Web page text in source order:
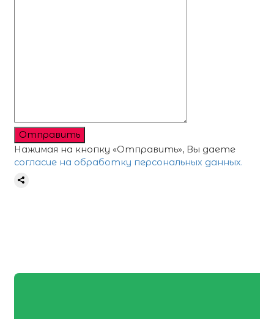
Отправить
Нажимая на кнопку «Отправить», Вы даете
согласие на обработку персональных данных.